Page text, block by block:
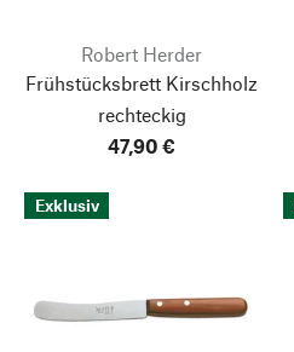
Robert Herder
Frühstücksbrett Kirschholz
rechteckig
47,90 €
Exklusiv